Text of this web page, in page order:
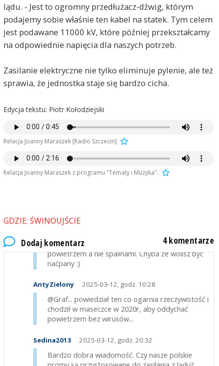
lądu. - Jest to ogromny przedłużacz-dźwig, którym
podajemy sobie właśnie ten kabel na statek. Tym celem
jest podawane 11000 kV, które później przekształcamy
na odpowiednie napięcia dla naszych potrzeb.
Zasilanie elektryczne nie tylko eliminuje pylenie, ale też
sprawia, że jednostka staje się bardzo cicha.
Edycja tekstu: Piotr Kołodziejski
Relacja Joanny Maraszek [Radio Szczecin]
Relacja Joanny Maraszek z programu "Tematy i Muzyka".
GDZIE: ŚWINOUJŚCIE
Dodaj komentarz 4 komentarze
jakie z was polskie radio szczecin... wstyd
portach Skandynawii i tam to już norma. Statek po
wejściu do portu podłącza się do zasilania z lądu.
czy flagę statku. To dlatego żebyś oddychał
powietrzem a nie spalinami. Chyba że wolisz być
naćpany :)
AntyZielony 2025-03-12, godz. 10:28
@Graf... powiedział ten co ogarnia rzeczywistość i
chodził w maseczce w 2020r, aby oddychać
powietrzem bez wirusów...
Sedina2013 2025-03-12, godz. 20:32
Bardzo dobra wiadomość. Czy nasze polskie